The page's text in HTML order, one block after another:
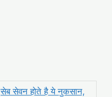
सेब सेवन होते है ये नुकसान,